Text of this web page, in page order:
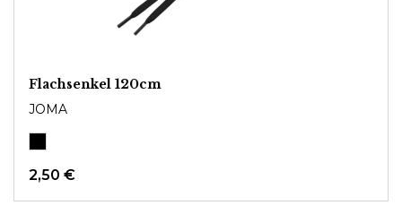
Flachsenkel 120cm
JOMA
2,50 €